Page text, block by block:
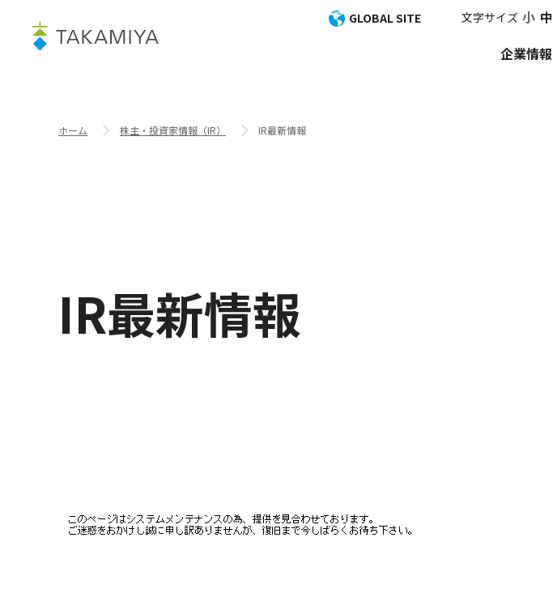
GLOBAL SITE 文字サイズ 小 中
企業情報
ホーム 株主・投資家情報（IR） IR最新情報
IR最新情報